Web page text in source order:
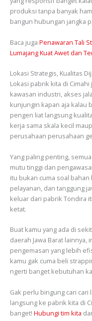
produksi tanpa banyak
bangun hubungan jangka
Baca juga Penawaran Tali
Lumajang Kuat Awet dan
Lokasi Strategis, Kualitas
Lokasi pabrik kita di
kawasan industri, akses
kunjungin kapan aja kalau
pengen liat langsung
kerja sama skala kecil
perusahaan perusahaan
Yang paling penting,
mutu tinggi dan
itu bukan cuma soal
pelayanan, dan tanggung
keluar dari pabrik Tondira
ketat.
Buat kamu yang ada di
daerah Jawa Barat
pengemasan yang lebih
kamu gak cuma beli
ngerti banget kebutuhan
Gak perlu bingung cari
langsung ke pabrik kita di
banget! Hubungi tim kita